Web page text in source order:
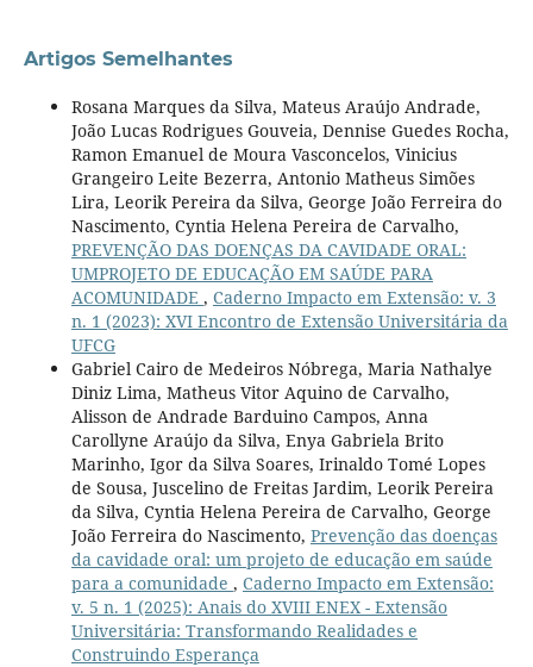
Artigos Semelhantes
Rosana Marques da Silva, Mateus Araújo Andrade,
João Lucas Rodrigues Gouveia, Dennise Guedes Rocha,
Ramon Emanuel de Moura Vasconcelos, Vinicius
Grangeiro Leite Bezerra, Antonio Matheus Simões
Lira, Leorik Pereira da Silva, George João Ferreira do
Nascimento, Cyntia Helena Pereira de Carvalho,
PREVENÇÃO DAS DOENÇAS DA CAVIDADE ORAL:
UMPROJETO DE EDUCAÇÃO EM SAÚDE PARA
ACOMUNIDADE , Caderno Impacto em Extensão: v. 3
n. 1 (2023): XVI Encontro de Extensão Universitária da
UFCG
Gabriel Cairo de Medeiros Nóbrega, Maria Nathalye
Diniz Lima, Matheus Vitor Aquino de Carvalho,
Alisson de Andrade Barduino Campos, Anna
Carollyne Araújo da Silva, Enya Gabriela Brito
Marinho, Igor da Silva Soares, Irinaldo Tomé Lopes
de Sousa, Juscelino de Freitas Jardim, Leorik Pereira
da Silva, Cyntia Helena Pereira de Carvalho, George
João Ferreira do Nascimento, Prevenção das doenças
da cavidade oral: um projeto de educação em saúde
para a comunidade , Caderno Impacto em Extensão:
v. 5 n. 1 (2025): Anais do XVIII ENEX - Extensão
Universitária: Transformando Realidades e
Construindo Esperança